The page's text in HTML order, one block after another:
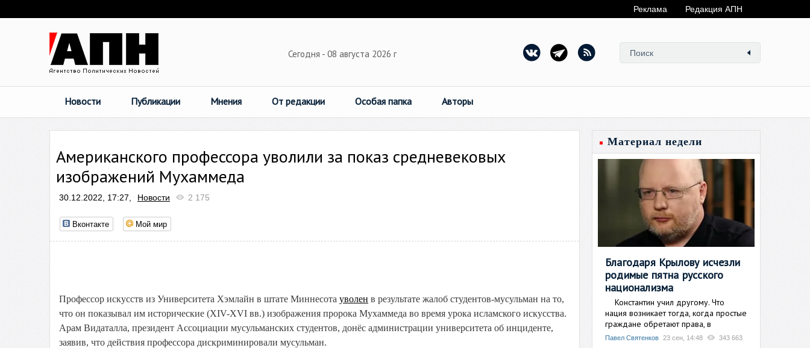
Реклама Редакция АПН
Сегодня - 08 августа 2026 г
Новости Публикации Мнения От редакции Особая папка Авторы
Американского профессора уволили за показ средневековых
изображений Мухаммеда
30.12.2022, 17:27, Новости 2 175
Вконтакте Мой мир
Профессор искусств из Университета Хэмлайн в штате Миннесота уволен в результате жалоб студентов-мусульман на то,
что он показывал им исторические (XIV-XVI вв.) изображения пророка Мухаммеда во время урока исламского искусства.
Арам Видаталла, президент Ассоциации мусульманских студентов, донёс администрации университета об инциденте,
заявив, что действия профессора дискриминировали мусульман.
Материал недели
Благодаря Крылову исчезли
родимые пятна русского
национализма
Константин учил другому. Что
нация возникает тогда, когда простые
граждане обретают права, в
Павел Святенков 23 сен, 14:48 343 663